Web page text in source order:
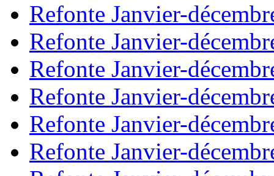
Refonte Janvier-
Refonte Janvier-
Refonte Janvier-
Refonte Janvier-
Refonte Janvier-
Refonte Janvier-